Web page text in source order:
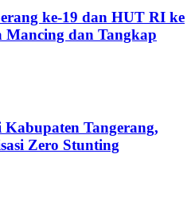
ke-19 dan HUT RI ke
Mancing dan Tangkap
Tangerang,
Zero Stunting